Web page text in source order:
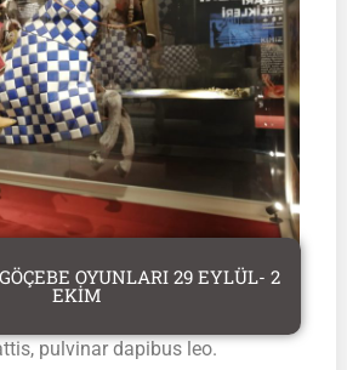
sit amet, consectetur
pulvinar dapibus leo.
OYUNLARI 29 EYLÜL- 2
EKİM